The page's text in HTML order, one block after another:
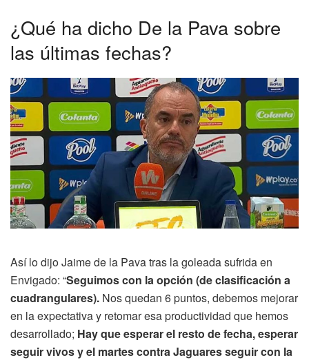
¿Qué ha dicho De la Pava sobre
las últimas fechas?
Así lo dijo Jaime de la Pava tras la goleada sufrida en
Envigado: “Seguimos con la opción (de clasificación a
cuadrangulares). Nos quedan 6 puntos, debemos mejorar
en la expectativa y retomar esa productividad que hemos
desarrollado; Hay que esperar el resto de fecha, esperar
seguir vivos y el martes contra Jaguares seguir con la